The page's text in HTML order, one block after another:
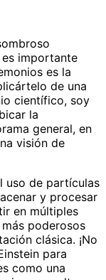
importante
es la
de una
científico, soy
la
general, en
visión de
uso de partículas
y procesar
en múltiples
poderosos
clásica. ¡No
para
como una